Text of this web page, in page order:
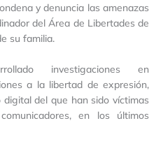
y denuncia las amenazas
del Área de Libertades de
su familia.
investigaciones en
a la libertad de expresión,
del que han sido víctimas
en los últimos